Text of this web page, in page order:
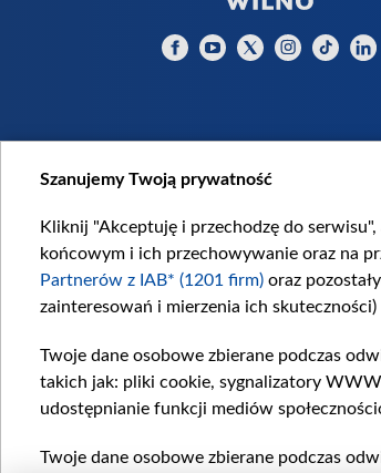
Szanujemy Twoją prywatność
Kliknij "Akceptuję i przechodzę do
końcowym i ich przechowywanie oraz na
Partnerów z IAB* (1201 firm) oraz
zainteresowań i mierzenia ich
Twoje dane osobowe zbierane podczas
takich jak: pliki cookie, sygnalizatory
udostępnianie funkcji mediów
Twoje dane osobowe zbierane podczas